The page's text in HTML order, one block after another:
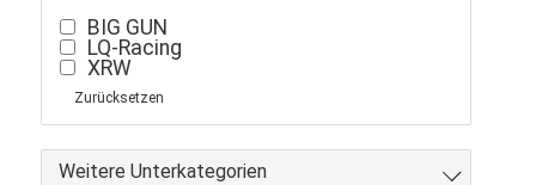
BIG GUN
LQ-Racing
XRW
Zurücksetzen
Weitere Unterkategorien